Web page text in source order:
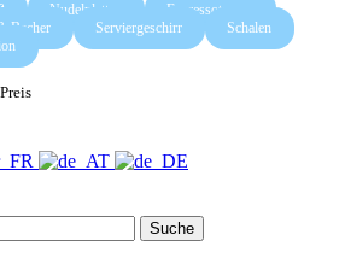
Nudelplatten
Espressotassen
Becher Serviergeschirr
Schalen
Suche